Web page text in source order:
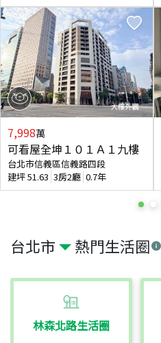
台北市 熱門生活圈
林森北路生活圈
7,998萬
可看屋全坤１０１Ａ１九樓
台北市信義區信義路四段
建坪51.63 3房2廳 0.7年